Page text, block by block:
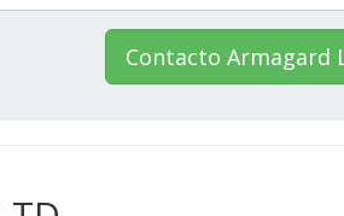
Contacto Armagard